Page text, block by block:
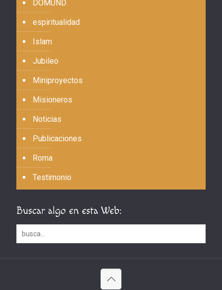
DOMUND
espiritualidad
Islam
Jubileo
Miniproyectos
Misioneros
Noticias
Publicaciones
Roma
Testimonio
Buscar algo en esta Web: